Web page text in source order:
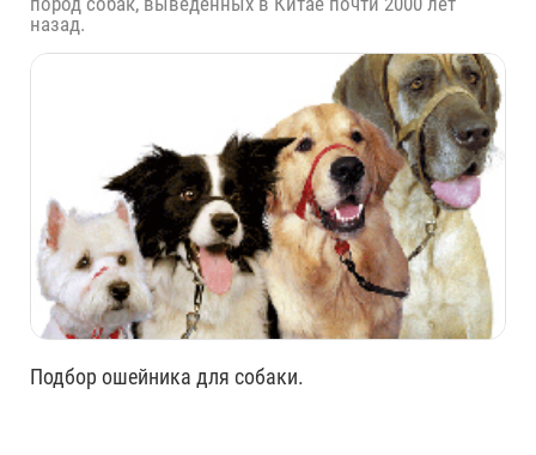
назад.
Подбор ошейника для собаки.